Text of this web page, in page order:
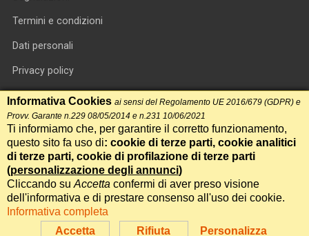
Termini e condizioni
Dati personali
Privacy policy
Informativa cookie
RSS feed
RSS Top News
Contatti
International Communication S.r.l. • P.IVA 14478081004 • Testata
giornalistica n.191, reg. Tribunale di Roma del 14/12/2017
Accetta Rifiuta Personalizza
Informativa Cookies ai sensi del Regolamento UE 2016/679 (GDPR) e
Provv. Garante n.229 08/05/2014 e n.231 10/06/2021
Ti informiamo che, per garantire il corretto funzionamento,
questo sito fa uso di: cookie di terze parti, cookie analitici
di terze parti, cookie di profilazione di terze parti
(personalizzazione degli annunci)
Cliccando su Accetta confermi di aver preso visione
dell'informativa e di prestare consenso all'uso dei cookie.
Informativa completa